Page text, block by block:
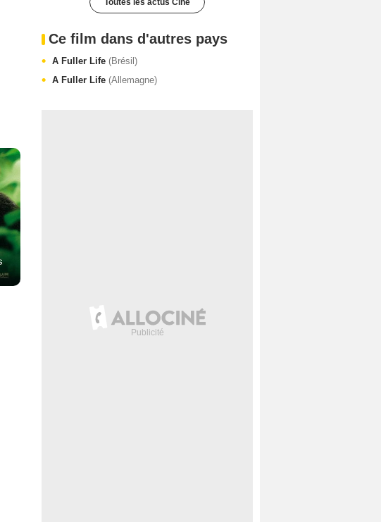
Toutes les actus Ciné
Ce film dans d'autres pays
A Fuller Life (Brésil)
A Fuller Life (Allemagne)